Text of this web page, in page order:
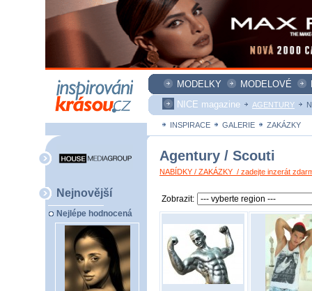
MODELKY MODELOVÉ
NICE magazine
AGENTURY
INSPIRACE GALERIE ZAKÁZKY
Nejnovější
Nejlépe hodnocená
Agentury / Scouti
NABÍDKY / ZAKÁZKY / zadejte inzerát
Zobrazit: